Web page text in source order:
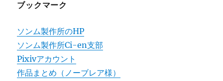
ブックマーク
ソンム製作所のHP
ソンム製作所Ci-en支部
Pixivアカウント
作品まとめ（ノーブレア様）